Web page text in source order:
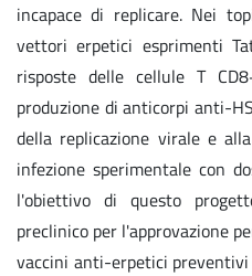
incapace di replicare. Nei
vettori erpetici esprimenti
risposte delle cellule T
produzione di anticorpi anti-
della replicazione virale e
infezione sperimentale con
l'obiettivo di questo
preclinico per l'approvazione
vaccini anti-erpetici